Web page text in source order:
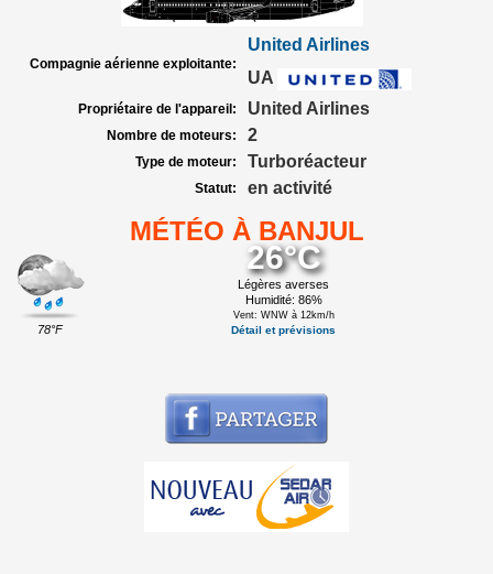
Compagnie aérienne exploitante:
United Airlines
UA
Propriétaire de l'appareil: United Airlines
Nombre de moteurs: 2
Type de moteur: Turboréacteur
Statut: en activité
MÉTÉO À BANJUL
78°F
26°C
Légères averses
Humidité: 86%
Vent: WNW à 12km/h
Détail et prévisions